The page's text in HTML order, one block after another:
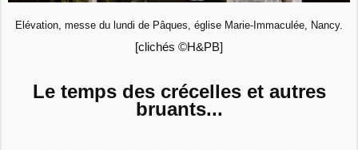
Elévation, messe du lundi de Pâques, église Marie-Immaculée, Nancy.
[clichés ©H&PB]
Le temps des crécelles et autres
bruants...